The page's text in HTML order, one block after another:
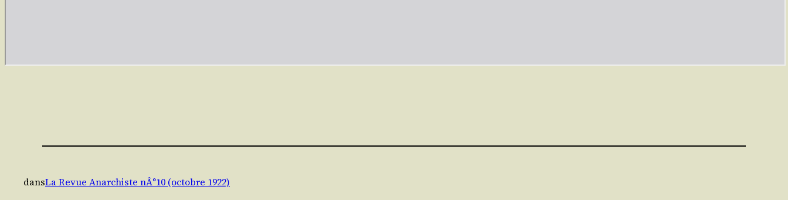
dansLa Revue Anarchiste nÂ°10 (octobre 1922)